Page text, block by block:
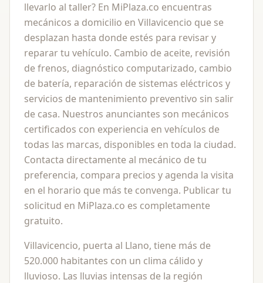
llevarlo al taller? En MiPlaza.co encuentras
mecánicos a domicilio en Villavicencio que se
desplazan hasta donde estés para revisar y
reparar tu vehículo. Cambio de aceite, revisión
de frenos, diagnóstico computarizado, cambio
de batería, reparación de sistemas eléctricos y
servicios de mantenimiento preventivo sin salir
de casa. Nuestros anunciantes son mecánicos
certificados con experiencia en vehículos de
todas las marcas, disponibles en toda la ciudad.
Contacta directamente al mecánico de tu
preferencia, compara precios y agenda la visita
en el horario que más te convenga. Publicar tu
solicitud en MiPlaza.co es completamente
gratuito.
Villavicencio, puerta al Llano, tiene más de
520.000 habitantes con un clima cálido y
lluvioso. Las lluvias intensas de la región